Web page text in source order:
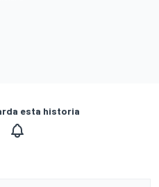
esta historia